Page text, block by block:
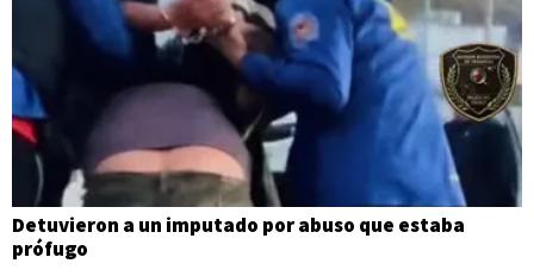
Detuvieron a un imputado por abuso que estaba
prófugo